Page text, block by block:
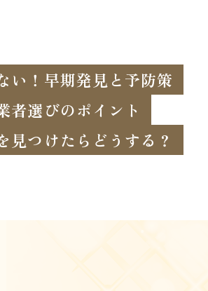
い！早期発見と予防策
者選びのポイント
見つけたらどうする？